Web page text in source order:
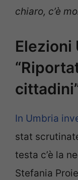
chiaro, c’è
Elezioni
In Umbria
stat
testa c’è la
Stefania